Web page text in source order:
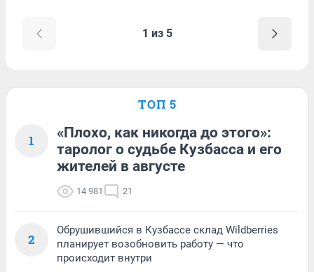
1 из 5
ТОП 5
1
«Плохо, как никогда до этого»:
таролог о судьбе Кузбасса и его
жителей в августе
14 981 21
2
Обрушившийся в Кузбассе склад Wildberries
планирует возобновить работу — что
происходит внутри